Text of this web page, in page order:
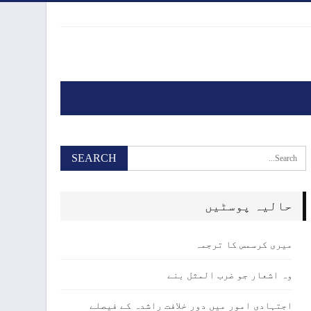
حالیہ پوسٹیں
میری کرسمس کا ترجمہ
وہ اشعار جو ضرب المثل بنے
اجتہادی امور میں دور خلافت راشدہ کے فیصلے